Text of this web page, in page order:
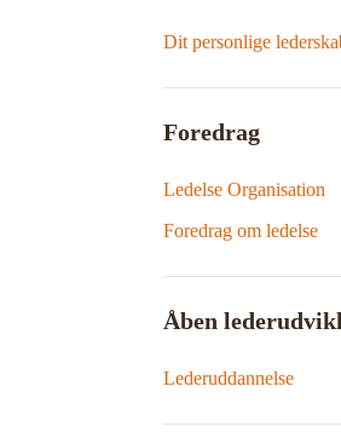
Dit personlige
Foredrag
Ledelse Organisation
Foredrag om ledelse
Åben
Lederuddannelse